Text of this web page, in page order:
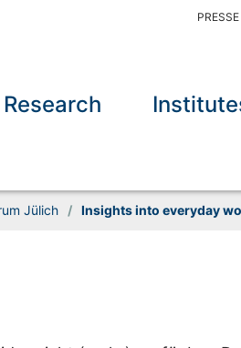
PRESSE
Research
Jülich / Insights into everyday